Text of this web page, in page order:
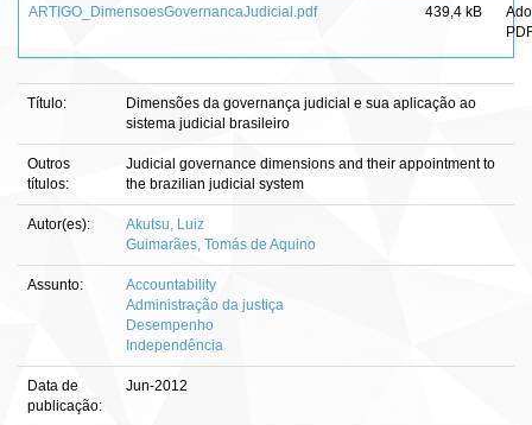
ARTIGO_DimensoesGovernancaJudicial.pdf 439,4 kB
Título:
Dimensões da governança judicial e sua aplicação ao
sistema judicial brasileiro
Outros
títulos:
Judicial governance dimensions and their appointment to
the brazilian judicial system
Autor(es):
Akutsu, Luiz
Guimarães, Tomás de Aquino
Assunto:
Accountability
Administração da justiça
Desempenho
Independência
Data de
publicação:
Jun-2012